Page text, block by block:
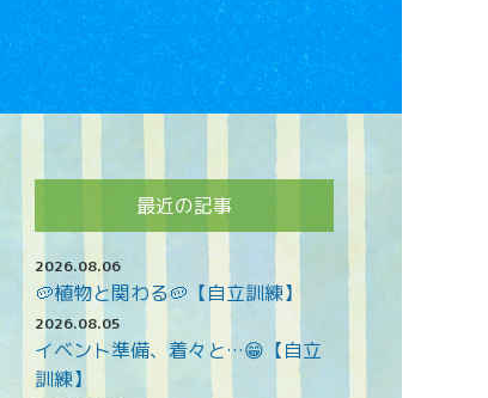
最近の記事
2026.08.06
🥔植物と関わる🥔【自立訓練】
2026.08.05
イベント準備、着々と…😁【自立
訓練】